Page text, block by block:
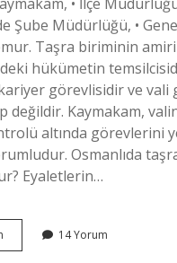
Şube Müdürlüğü, •
Taşra biriminin
hükümetin
görevlisidir ve vali
değildir. Kaymakam,
altında görevlerini
Osmanlıda
Eyaletlerin…
Temsilcisi
14 Yorum